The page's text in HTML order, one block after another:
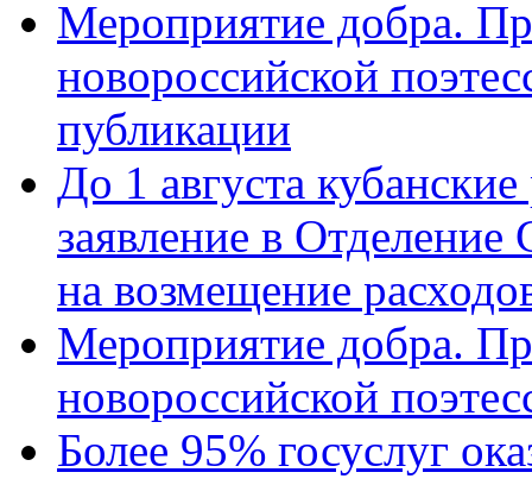
Мероприятие добра.
новороссийской
публикации
До 1 августа
заявление в
на возмещение
Мероприятие добра.
новороссийской
Более 95% госуслуг